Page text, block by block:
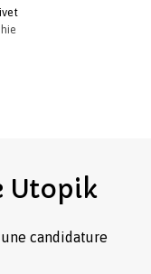
Utopik
candidature